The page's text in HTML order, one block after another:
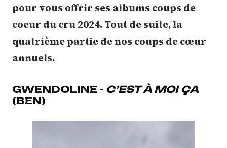
pour vous offrir ses albums coups de
coeur du cru 2024. Tout de suite, la
quatrième partie de nos coups de cœur
annuels.
GWENDOLINE - C’EST À MOI ÇA
(BEN)